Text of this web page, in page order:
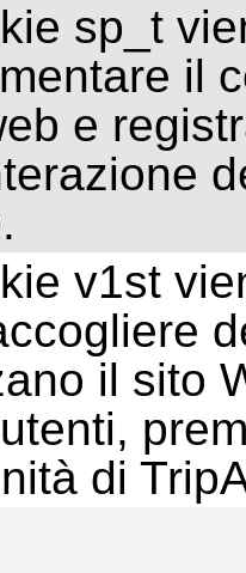
sp_t
il
e
v1st
il sito
di